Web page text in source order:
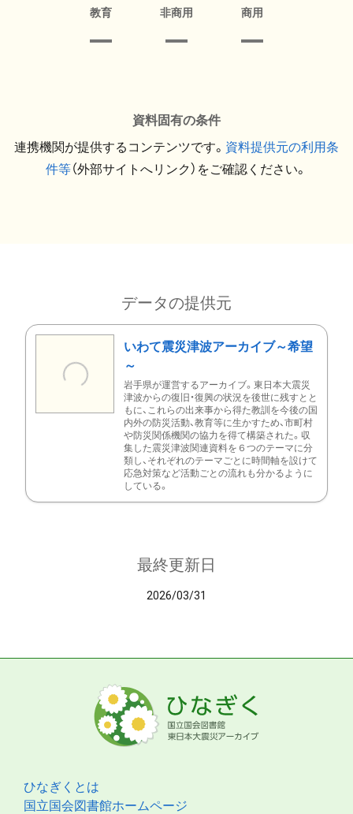
教育 非商用 商用
資料固有の条件
連携機関が提供するコンテンツです。 資料提供元の利用条
件等（外部サイトへリンク）をご確認ください。
データの提供元
いわて震災津波アーカイブ～希望
～
岩手県が運営するアーカイブ。東日本大震災
津波からの復旧・復興の状況を後世に残すとと
もに、これらの出来事から得た教訓を今後の国
内外の防災活動、教育等に生かすため、市町村
や防災関係機関の協力を得て構築された。収
集した震災津波関連資料を６つのテーマに分
類し、それぞれのテーマごとに時間軸を設けて
応急対策など活動ごとの流れも分かるように
している。
最終更新日
2026/03/31
ひなぎくとは
国立国会図書館ホームページ